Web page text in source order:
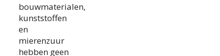
bouwmaterialen,
kunststoffen
en
mierenzuur
hebben geen